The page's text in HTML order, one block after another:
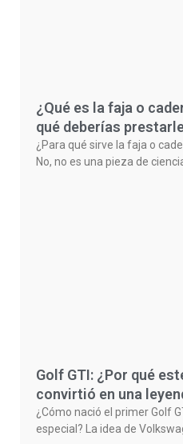
¿Qué es la faja o
qué deberías
¿Para qué sirve la faja o
No, no es una pieza de
Golf GTI: ¿Por qué
convirtió en una
¿Cómo nació el primer Golf
especial? La idea de